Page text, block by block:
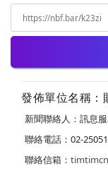
發佈單位名稱：
新聞聯絡人：訊息
聯絡電話：02-
聯絡信箱：